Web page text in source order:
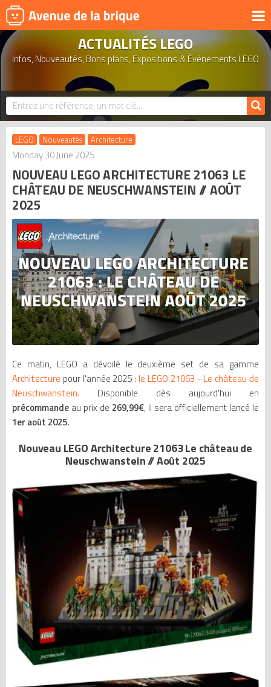
UNIVERS
PRODUITS DÉRIVÉS
NOUVEAUTÉS
LEGO 2026
BONS PLANS
ASSOCIATIONS DE FANS
EXPOSITIONS LEGO
LEGO LES PLUS CHERS
DERNIERS LEGO AJOUTÉS
ACTUALITÉS LEGO
Infos, Nouveautés, Bons plans, Expositions & Évènements LEGO
LEGO Nouveautés Architecture
Monday 30 June 2025
NOUVEAU LEGO ARCHITECTURE 21063 LE
CHÂTEAU DE NEUSCHWANSTEIN // AOÛT
2025
Ce matin, LEGO a dévoilé le deuxième set de sa gamme
Architecture pour l'année 2025 : le LEGO 21063 - Le château de
Neuschwanstein. Disponible dès aujourd'hui en
précommande au prix de 269,99€, il sera officiellement lancé le
1er août 2025.
Nouveau LEGO Architecture 21063 Le château de
Neuschwanstein // Août 2025